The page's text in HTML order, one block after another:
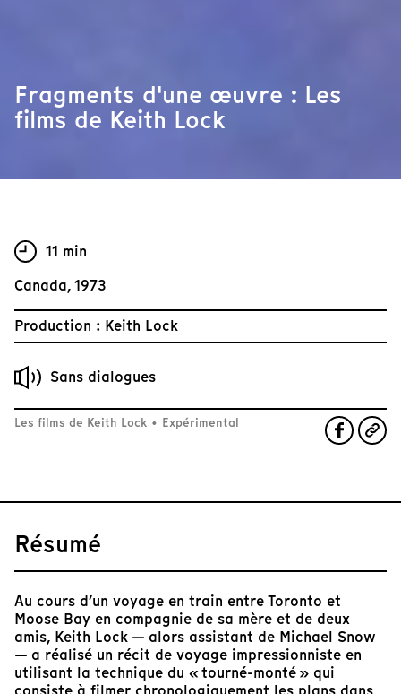
Fragments d'une œuvre : Les
films de Keith Lock
11 min
Canada, 1973
Production : Keith Lock
Sans dialogues
Les films de Keith Lock • Expérimental
Résumé
Au cours d’un voyage en train entre Toronto et
Moose Bay en compagnie de sa mère et de deux
amis, Keith Lock — alors assistant de Michael Snow
— a réalisé un récit de voyage impressionniste en
utilisant la technique du « tourné-monté » qui